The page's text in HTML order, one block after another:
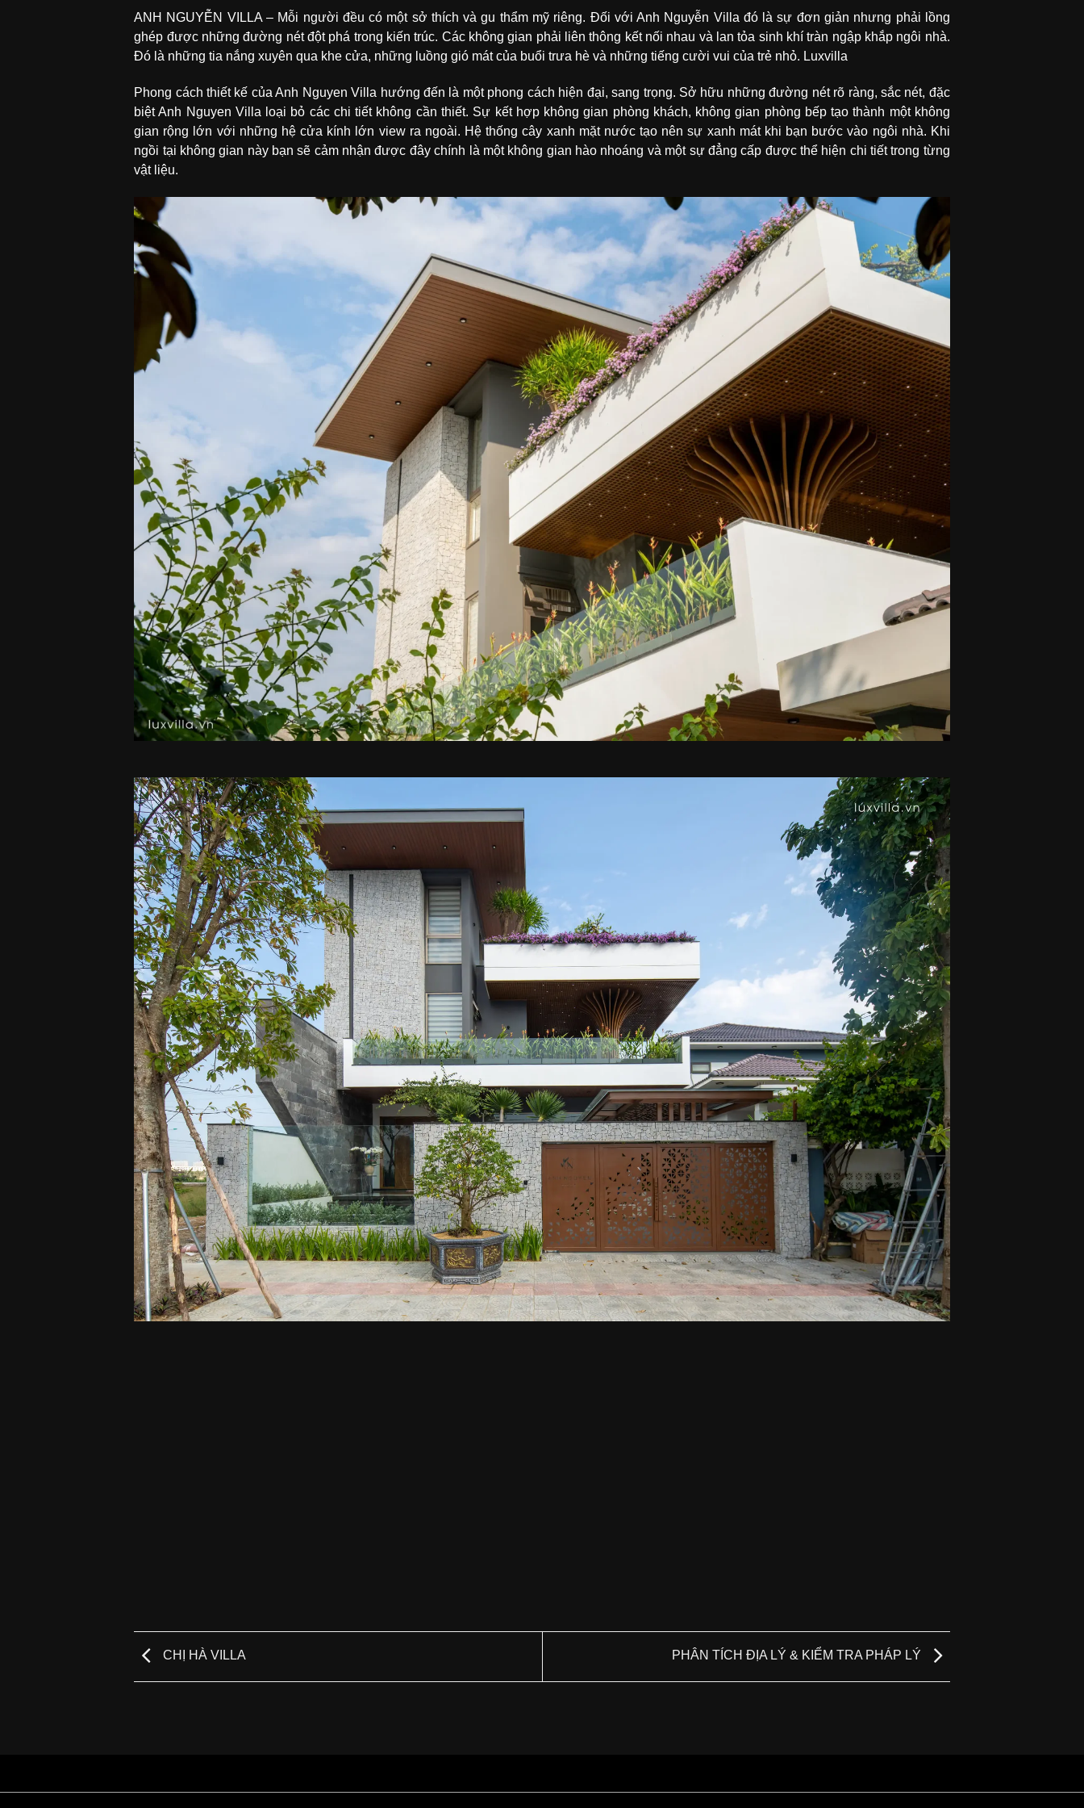
ANH NGUYỄN VILLA – Mỗi người đều có một sở thích và gu thẩm mỹ riêng. Đối với Anh Nguyễn Villa đó là sự đơn giản nhưng phải lồng
ghép được những đường nét đột phá trong kiến trúc. Các không gian phải liên thông kết nối nhau và lan tỏa sinh khí tràn ngập khắp ngôi nhà.
Đó là những tia nắng xuyên qua khe cửa, những luồng gió mát của buổi trưa hè và những tiếng cười vui của trẻ nhỏ. Luxvilla
Phong cách thiết kế của Anh Nguyen Villa hướng đến là một phong cách hiện đại, sang trọng. Sở hữu những đường nét rõ ràng, sắc nét, đặc
biệt Anh Nguyen Villa loại bỏ các chi tiết không cần thiết. Sự kết hợp không gian phòng khách, không gian phòng bếp tạo thành một không
gian rộng lớn với những hệ cửa kính lớn view ra ngoài. Hệ thống cây xanh mặt nước tạo nên sự xanh mát khi bạn bước vào ngôi nhà. Khi
ngồi tại không gian này bạn sẽ cảm nhận được đây chính là một không gian hào nhoáng và một sự đẳng cấp được thể hiện chi tiết trong từng
vật liệu.
CHỊ HÀ VILLA PHÂN TÍCH ĐỊA LÝ & KIỂM TRA PHÁP LÝ